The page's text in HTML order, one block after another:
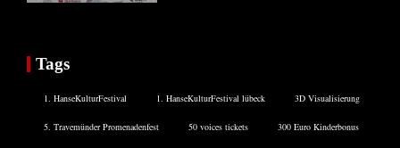
Tags
1. HanseKulturFestival 1. HanseKulturFestival lübeck 3D Visualisierung
5. Travemünder Promenadenfest 50 voices tickets 300 Euro Kinderbonus